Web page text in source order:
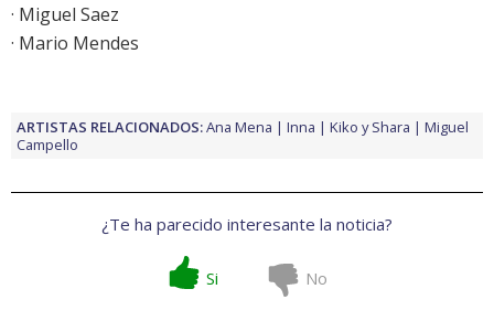
· Miguel Saez
· Mario Mendes
ARTISTAS RELACIONADOS:Ana Mena Inna Kiko y Shara
Miguel
Campello
¿Te ha parecido interesante la noticia?
Si No